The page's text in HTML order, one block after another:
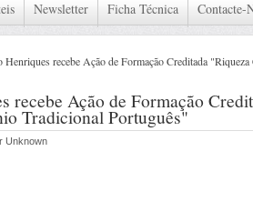
Newsletter Ficha Técnica Contacte-
recebe Ação de Formação Creditada
recebe Ação de Formação
Tradicional Português"
Unknown